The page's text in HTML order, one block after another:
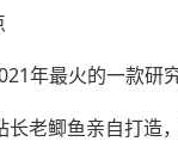
年最火的一款研
长老鲫鱼亲自打造